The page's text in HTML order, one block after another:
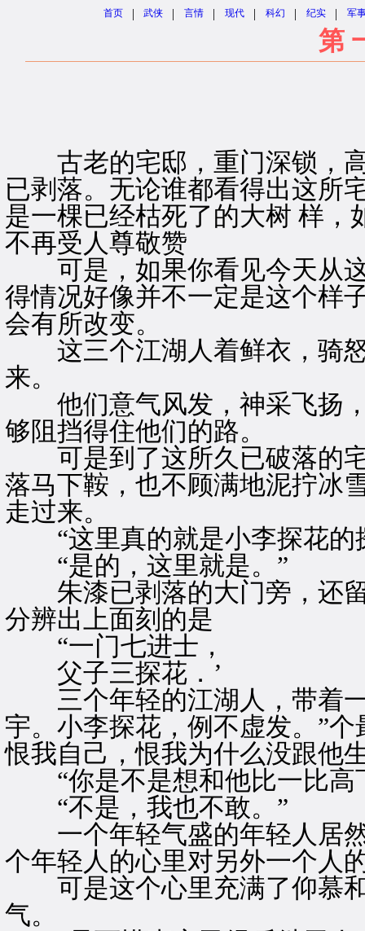
首页 | 武侠 | 言情 | 现代 | 科幻 | 纪实 | 军
第
古老的宅邸，重门深锁，高
已剥落。无论谁都看得出这所
是一棵已经枯死了的大树 样，
不再受人尊敬赞
可是，如果你看见今天从这
得情况好像并不一定是这个样
会有所改变。
这三个江湖人着鲜衣，骑怒
来。
他们意气风发，神采飞扬，
够阻挡得住他们的路。
可是到了这所久已破落的宅
落马下鞍，也不顾满地泥拧冰
走过来。
“这里真的就是小李探花的
“是的，这里就是。”
朱漆已剥落的大门旁，还留
分辨出上面刻的是
“一门七进士，
父子三探花．’
三个年轻的江湖人，带着一
宇。小李探花，例不虚发。”
恨我自己，恨我为什么没跟他
“你是不是想和他比一比高
“不是，我也不敢。”
一个年轻气盛的年轻人居然
个年轻人的心里对另外一个人
可是这个心里充满了仰慕和
气。